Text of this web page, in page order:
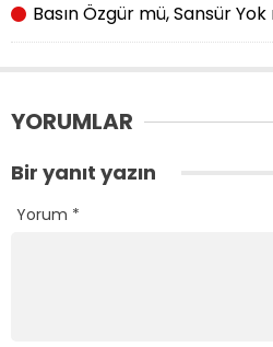
Basın Özgür mü, Sansür
YORUMLAR
Bir yanıt yazın
Yorum *